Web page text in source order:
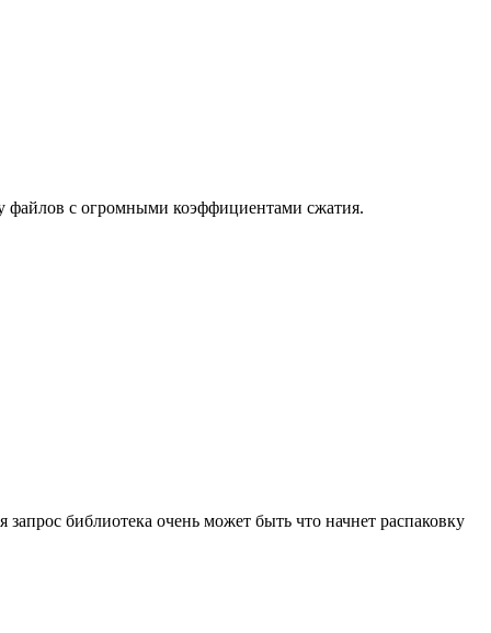
файлов с огромными коэффициентами сжатия.
библиотека очень может быть что начнет распаковку